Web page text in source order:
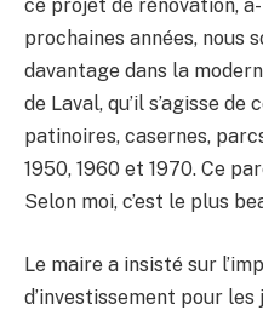
ce projet de rénovation,
prochaines années, nous
davantage dans la
de Laval, qu’il s’agisse
patinoires, casernes,
1950, 1960 et 1970. Ce
Selon moi, c’est le plus
Le maire a insisté sur
d’investissement pour